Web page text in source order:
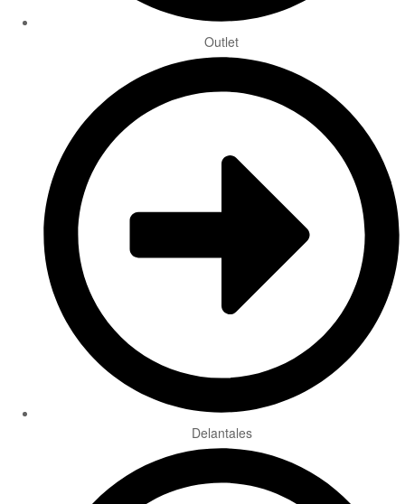
Outlet
Delantales